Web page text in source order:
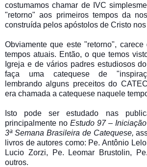
costumamos chamar de IVC
"retorno" aos primeiros tempos da
construída pelos apóstolos de Cristo
Obviamente que este "retorno",
tempos atuais. Então, o que temos
Igreja e de vários padres estudiosos
faça uma catequese de
lembrando alguns preceitos do
era chamada a catequese naquele
Isto pode ser estudado nas
principalmente no Estudo 97–
3ª Semana Brasileira de Catequese,
livros de autores como: Pe. Antônio
Lucio Zorzi, Pe. Leomar Brustolin,
outros.